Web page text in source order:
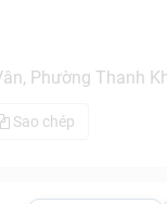
Phường Thanh
Sao chép